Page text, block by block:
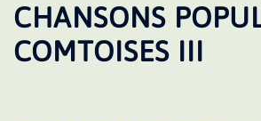
CHANSONS
COMTOISES III